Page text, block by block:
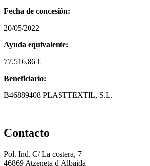
Fecha de concesión:
20/05/2022
Ayuda equivalente:
77.516,86 €
Beneficiario:
B46889408 PLASTTEXTIL, S.L.
Contacto
Pol. Ind. C/ La costera, 7
46869 Atzeneta d’Albaida